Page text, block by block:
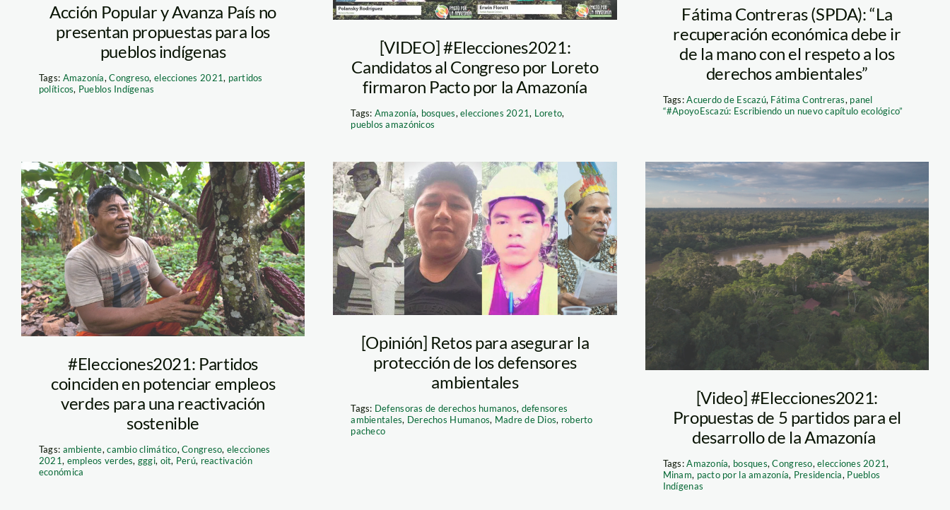
Acción Popular y Avanza País no
presentan propuestas para los
pueblos indígenas
Tags: Amazonía,Congreso, elecciones 2021, partidos
políticos, Pueblos Indígenas
[VIDEO] #Elecciones2021:
Candidatos al Congreso por Loreto
firmaron Pacto por la Amazonía
Tags: Amazonía, bosques,elecciones 2021, Loreto,
pueblos amazónicos
Fátima Contreras (SPDA): “La
recuperación económica debe ir
de la mano con el respeto a los
derechos ambientales”
Tags:Acuerdo de Escazú, Fátima Contreras, panel
“#ApoyoEscazú: Escribiendo un nuevo capítulo ecológico”
#Elecciones2021: Partidos
coinciden en potenciar empleos
verdes para una reactivación
sostenible
Tags: ambiente,cambio climático,Congreso, elecciones
2021, empleos verdes, gggi, oit, Perú, reactivación
económica
defensores
ambientales
asesinados
[Opinión] Retos para asegurar la
protección de los defensores
ambientales
Tags: Defensoras de derechos humanos, defensores
ambientales, Derechos Humanos, Madre de Dios, roberto
pacheco
Comunidad
Infierno Madre
de Dios 2018
Comunidad Infierno Madre de Dios 2018
[Video] #Elecciones2021:
Propuestas de 5 partidos para el
desarrollo de la Amazonía
Tags:Amazonía, bosques,Congreso,elecciones 2021,
Minam, pacto por la amazonía, Presidencia, Pueblos
Indígenas